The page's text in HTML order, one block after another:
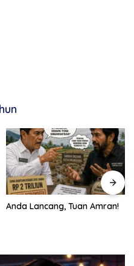
Anda Lancang, Tuan Amran!